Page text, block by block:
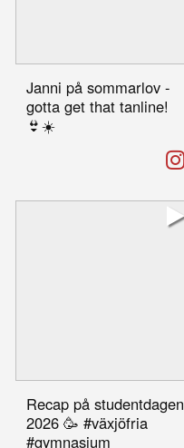
Janni på sommarlov -
gotta get that tanline!
👙☀️
#humor
Recap på studentdagen
2026 🥳 #växjöfria
#gymnasium